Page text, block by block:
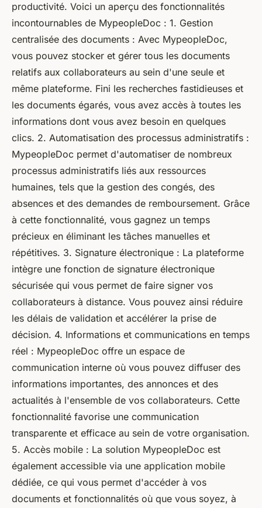
productivité. Voici un aperçu des fonctionnalités
incontournables de MypeopleDoc : 1. Gestion
centralisée des documents : Avec MypeopleDoc,
vous pouvez stocker et gérer tous les documents
relatifs aux collaborateurs au sein d'une seule et
même plateforme. Fini les recherches fastidieuses et
les documents égarés, vous avez accès à toutes les
informations dont vous avez besoin en quelques
clics. 2. Automatisation des processus administratifs :
MypeopleDoc permet d'automatiser de nombreux
processus administratifs liés aux ressources
humaines, tels que la gestion des congés, des
absences et des demandes de remboursement. Grâce
à cette fonctionnalité, vous gagnez un temps
précieux en éliminant les tâches manuelles et
répétitives. 3. Signature électronique : La plateforme
intègre une fonction de signature électronique
sécurisée qui vous permet de faire signer vos
collaborateurs à distance. Vous pouvez ainsi réduire
les délais de validation et accélérer la prise de
décision. 4. Informations et communications en temps
réel : MypeopleDoc offre un espace de
communication interne où vous pouvez diffuser des
informations importantes, des annonces et des
actualités à l'ensemble de vos collaborateurs. Cette
fonctionnalité favorise une communication
transparente et efficace au sein de votre organisation.
5. Accès mobile : La solution MypeopleDoc est
également accessible via une application mobile
dédiée, ce qui vous permet d'accéder à vos
documents et fonctionnalités où que vous soyez, à